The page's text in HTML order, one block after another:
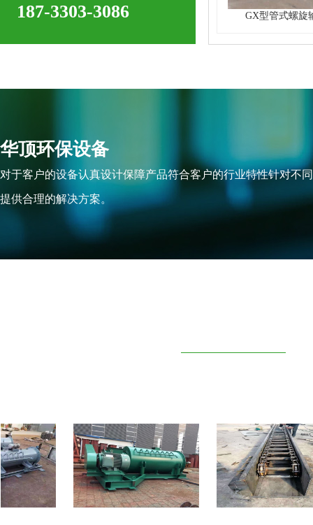
GX型管式螺旋
187-3303-3086
华顶环保设备
对于客户的设备认真设计保障产品符合客户的行业特性针对不
提供合理的解决方案。